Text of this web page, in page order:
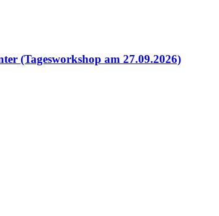
(Tagesworkshop am 27.09.2026)